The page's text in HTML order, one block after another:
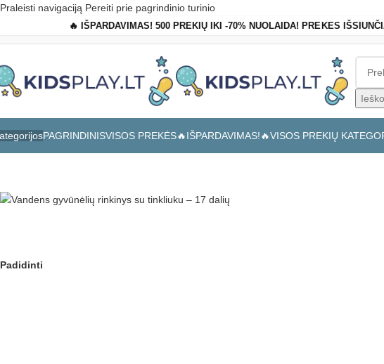
Praleisti navigaciją Pereiti prie pagrindinio turinio
🔥 IŠPARDAVIMAS! 500 PREKIŲ IKI -70% NUOLAIDA! PREKES
PAGRINDINISVISOS PREKĖS🔥IŠPARDAVIMAS!🔥VISOS PREKIŲ
Padidinti